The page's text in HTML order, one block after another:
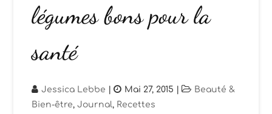
légumes bons pour la
santé
Jessica Lebbe | Mai 27, 2015 |
Beauté &
Bien-être,Journal, Recettes